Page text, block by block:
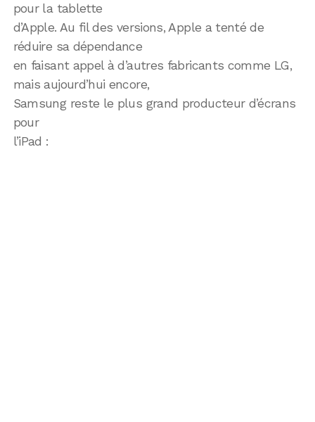
pour la tablette
d’Apple. Au fil des versions, Apple a tenté de
réduire sa dépendance
en faisant appel à d’autres fabricants comme LG,
mais aujourd’hui encore,
Samsung reste le plus grand producteur d’écrans
pour
l’iPad :